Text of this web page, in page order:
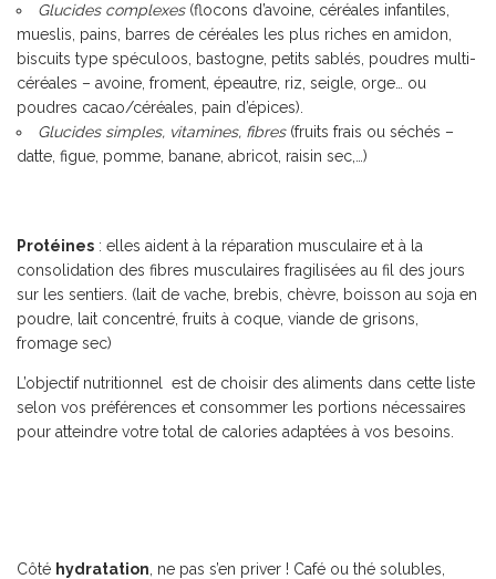
Glucides complexes(flocons d’avoine, céréales infantiles,
mueslis, pains, barres de céréales les plus riches en amidon,
biscuits type spéculoos, bastogne, petits sablés, poudres multi-
céréales – avoine, froment, épeautre, riz, seigle, orge… ou
poudres cacao/céréales, pain d’épices).
Glucides simples, vitamines, fibres(fruits frais ou séchés –
datte, figue, pomme, banane, abricot, raisin sec,…)
Protéines : elles aident à la réparation musculaire et à la
consolidation des fibres musculaires fragilisées au fil des jours
sur les sentiers. (lait de vache, brebis, chèvre, boisson au soja en
poudre, lait concentré, fruits à coque, viande de grisons,
fromage sec)
L’objectif nutritionnel est de choisir des aliments dans cette liste
selon vos préférences et consommer les portions nécessaires
pour atteindre votre total de calories adaptées à vos besoins.
Côté hydratation , ne pas s’en priver ! Café ou thé solubles,